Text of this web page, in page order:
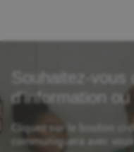
Souhaitez-vous
d'information
Cliquez sur le bouton ci-
communiquera avec